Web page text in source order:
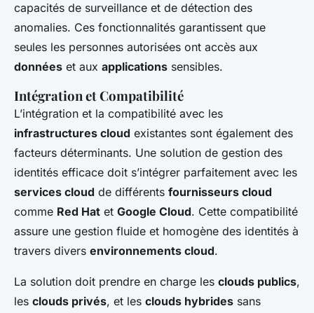
capacités de surveillance et de détection des
anomalies. Ces fonctionnalités garantissent que
seules les personnes autorisées ont accès aux
données et aux applications sensibles.
Intégration et Compatibilité
L’intégration et la compatibilité avec les
infrastructures cloud existantes sont également des
facteurs déterminants. Une solution de gestion des
identités efficace doit s’intégrer parfaitement avec les
services cloud de différents fournisseurs cloud
comme Red Hat et Google Cloud. Cette compatibilité
assure une gestion fluide et homogène des identités à
travers divers environnements cloud.
La solution doit prendre en charge les clouds publics,
les clouds privés, et les clouds hybrides sans